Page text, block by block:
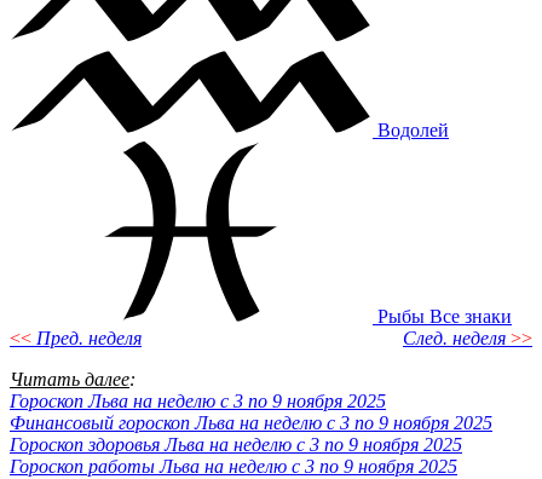
Водолей
Рыбы Все знаки
<< Пред. неделя След. неделя >>
Читать далее:
Гороскоп Льва на неделю с 3 по 9 ноября 2025
Финансовый гороскоп Льва на неделю с 3 по 9 ноября 2025
Гороскоп здоровья Льва на неделю с 3 по 9 ноября 2025
Гороскоп работы Льва на неделю с 3 по 9 ноября 2025